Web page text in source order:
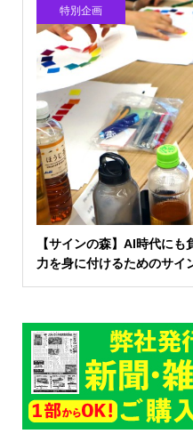
特別企画
【サインの森】AI時代に
力を身に付けるためのサイ